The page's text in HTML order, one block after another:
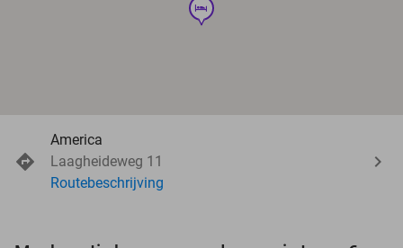
hotel
America
Laagheideweg 11
Routebeschrijving